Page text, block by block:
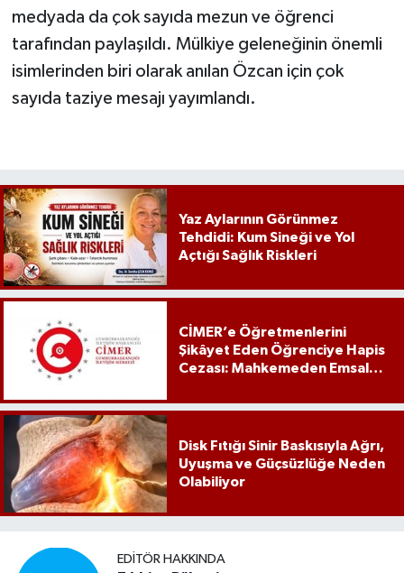
medyada da çok sayıda mezun ve öğrenci
tarafından paylaşıldı. Mülkiye geleneğinin önemli
isimlerinden biri olarak anılan Özcan için çok
sayıda taziye mesajı yayımlandı.
Yaz Aylarının Görünmez
Tehdidi: Kum Sineği ve Yol
Açtığı Sağlık Riskleri
CİMER’e Öğretmenlerini
Şikâyet Eden Öğrenciye Hapis
Cezası: Mahkemeden Emsal
Disk Fıtığı Sinir Baskısıyla Ağrı,
Uyuşma ve Güçsüzlüğe Neden
Olabiliyor
EDITÖR HAKKINDA